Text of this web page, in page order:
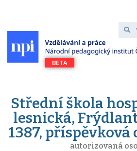
Střední škola
lesnická,
1387, příspěvková
autorizovaná